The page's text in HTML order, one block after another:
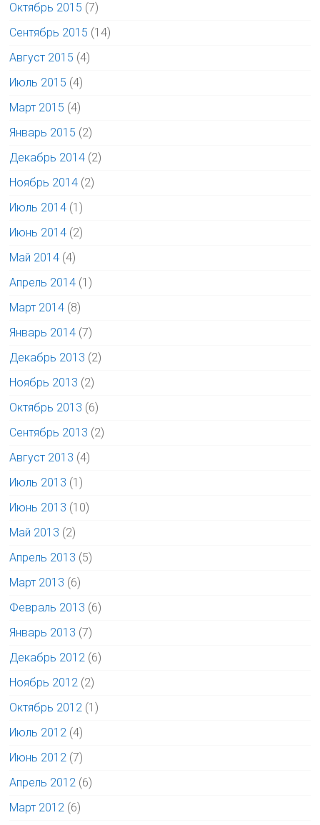
Октябрь 2015 (7)
Сентябрь 2015 (14)
Август 2015 (4)
Июль 2015 (4)
Март 2015 (4)
Январь 2015 (2)
Декабрь 2014 (2)
Ноябрь 2014 (2)
Июль 2014 (1)
Июнь 2014 (2)
Май 2014 (4)
Апрель 2014 (1)
Март 2014 (8)
Январь 2014 (7)
Декабрь 2013 (2)
Ноябрь 2013 (2)
Октябрь 2013 (6)
Сентябрь 2013 (2)
Август 2013 (4)
Июль 2013 (1)
Июнь 2013 (10)
Май 2013 (2)
Апрель 2013 (5)
Март 2013 (6)
Февраль 2013 (6)
Январь 2013 (7)
Декабрь 2012 (6)
Ноябрь 2012 (2)
Октябрь 2012 (1)
Июль 2012 (4)
Июнь 2012 (7)
Апрель 2012 (6)
Март 2012 (6)